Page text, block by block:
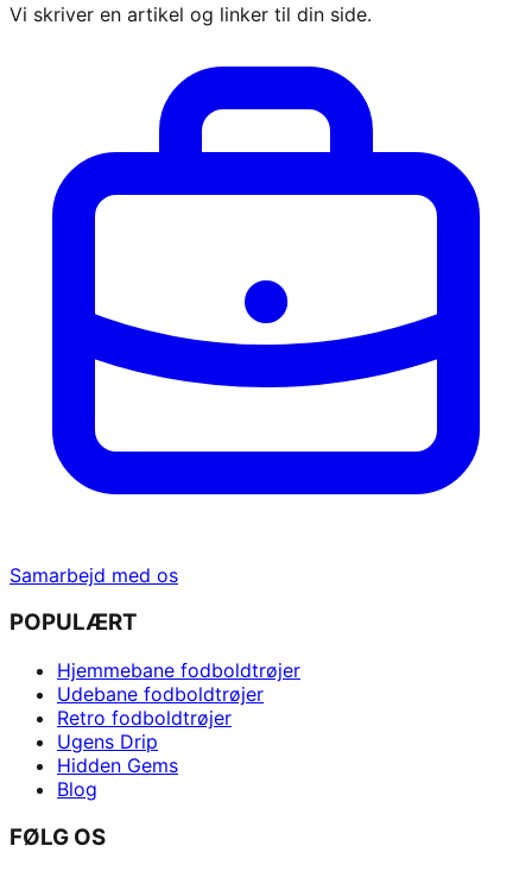
Vi skriver en artikel og linker til din side.
Samarbejd med os
POPULÆRT
Hjemmebane fodboldtrøjer
Udebane fodboldtrøjer
Retro fodboldtrøjer
Ugens Drip
Hidden Gems
Blog
FØLG OS